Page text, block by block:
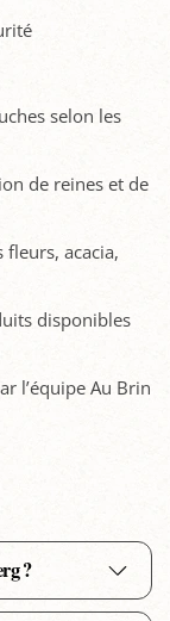
selon les
de reines et de
fleurs, acacia,
disponibles
l’équipe Au Brin
?